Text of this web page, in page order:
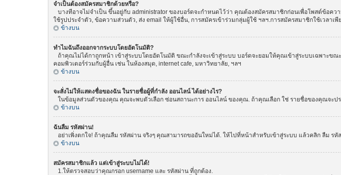
จำเป็นต้องสมัครสมาชิกด้วยหรือ?
บางทีอาจไม่จำเป็น ขึ้นอยู่กับ administrator ของบอร์ดจะกำหนดไว้ว่า คุณต้องสมัครสมาชิกก่อนเพื่อโพสต์ข้อค
ใช้รูปประจำตัว, ข้อความส่วนตัว, ส่ง email ให้ผู้ใช้อื่น, การสมัครเข้าร่วมกลุ่มผู้ใช้ ฯลฯ.การสมัครสมาชิกใช้เวลา
ข้างบน
ทำไมฉันถึงออกจากระบบโดยอัตโนมัติ?
ถ้าคุณไม่ได้กาถูกหน้า เข้าสู่ระบบโดยอัตโนมัติ ขณะกำลังจะเข้าสู่ระบบ บอร์ดจะยอมให้คุณเข้าสู่ระบบเฉพาะ
คอมพิวเตอร์ร่วมกับผู้อื่น เช่น ในห้องสมุด, internet cafe, มหาวิทยาลัย, ฯลฯ
ข้างบน
จะสั่งไม่ให้แสดงชื่อของฉัน ในรายชื่อผู้ที่กำลัง ออนไลน์ ได้อย่างไร?
ในข้อมูลส่วนตัวของคุณ คุณจะพบตัวเลือก ซ่อนสถานะการ ออนไลน์ ของคุณ. ถ้าคุณเลือก ใช่ รายชื่อของคุณจะ
ข้างบน
ฉันลืม รหัสผ่าน!
อย่าเพิ่งตกใจ! ถ้าคุณลืม รหัสผ่าน จริงๆ คุณสามารถขออันใหม่ได้. ให้ไปที่หน้าสำหรับเข้าสู่ระบบ แล้วคลิก ลืม ร
ข้างบน
สมัครสมาชิกแล้ว แต่เข้าสู่ระบบไม่ได้!
1.ให้ตรวจสอบว่าคุณกรอก username และ รหัสผ่าน ที่ถูกต้อง.